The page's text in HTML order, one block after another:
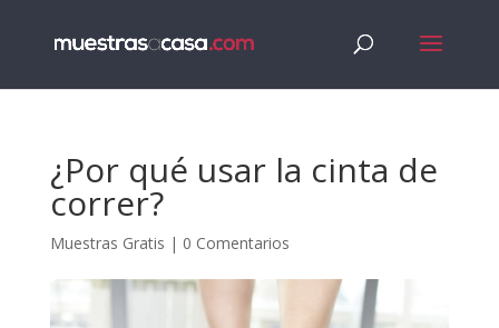
¿Por qué usar la cinta de
correr?
Muestras Gratis | 0 Comentarios